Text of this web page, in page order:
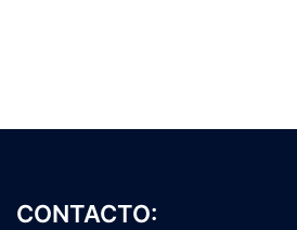
CONTACTO: